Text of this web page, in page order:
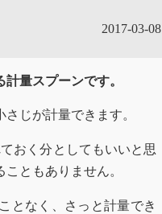
2017-03-08
量スプーンです。
じが計量できます。
おく分としてもいいと思
ともありません。
となく、さっと計量でき